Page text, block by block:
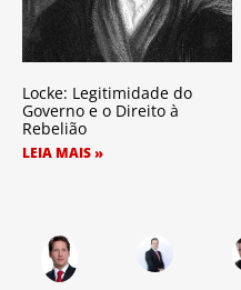
Locke: Legitimidade do
Governo e o Direito à
Rebelião
LEIA MAIS »